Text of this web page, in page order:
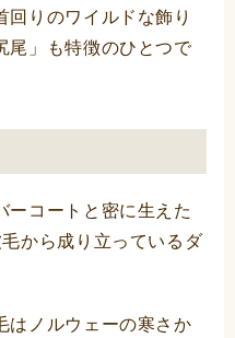
回りのワイルドな飾り
尾」も特徴のひとつで
ーコートと密に生えた
から成り立っているダ
はノルウェーの寒さか